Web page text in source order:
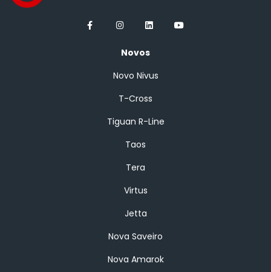
Novos
Novo Nivus
T-Cross
Tiguan R-Line
Taos
Tera
Virtus
Jetta
Nova Saveiro
Nova Amarok